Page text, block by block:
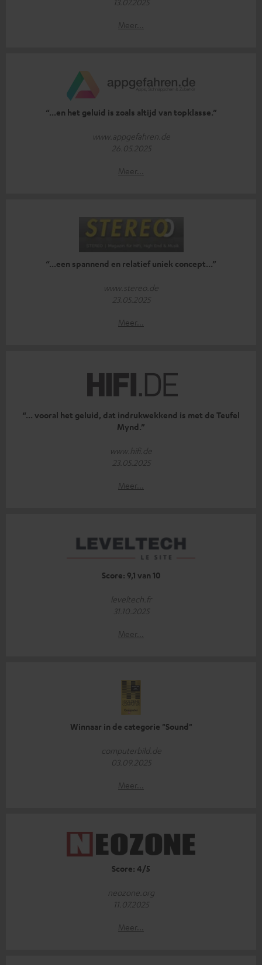
Meer...
“...en het geluid is zoals altijd van topklasse.”
www.appgefahren.de
26.05.2025
Meer...
“...een spannend en relatief uniek concept...”
www.stereo.de
23.05.2025
Meer...
“... vooral het geluid, dat indrukwekkend is met de Teufel
Mynd.”
www.hifi.de
23.05.2025
Meer...
Score: 9,1 van 10
leveltech.fr
31.10.2025
Meer...
Winnaar in de categorie "Sound"
computerbild.de
03.09.2025
Meer...
Score: 4/5
neozone.org
11.07.2025
Meer...